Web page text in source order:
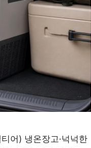
어) 냉온장고·넉넉한